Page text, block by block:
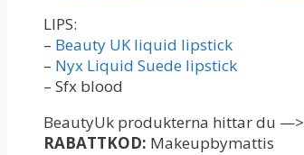
LIPS:
– Beauty UK liquid lipstick
– Nyx Liquid Suede lipstick
– Sfx blood
BeautyUk produkterna hittar du —>
RABATTKOD: Makeupbymattis